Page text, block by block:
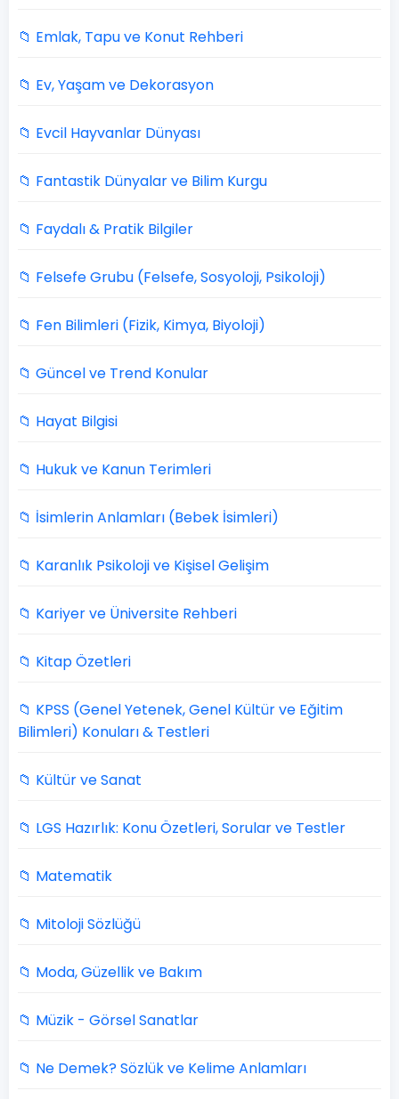
📁 Emlak, Tapu ve Konut Rehberi
📁 Ev, Yaşam ve Dekorasyon
📁 Evcil Hayvanlar Dünyası
📁 Fantastik Dünyalar ve Bilim Kurgu
📁 Faydalı & Pratik Bilgiler
📁 Felsefe Grubu (Felsefe, Sosyoloji, Psikoloji)
📁 Fen Bilimleri (Fizik, Kimya, Biyoloji)
📁 Güncel ve Trend Konular
📁 Hayat Bilgisi
📁 Hukuk ve Kanun Terimleri
📁 İsimlerin Anlamları (Bebek İsimleri)
📁 Karanlık Psikoloji ve Kişisel Gelişim
📁 Kariyer ve Üniversite Rehberi
📁 Kitap Özetleri
📁 KPSS (Genel Yetenek, Genel Kültür ve Eğitim
Bilimleri) Konuları & Testleri
📁 Kültür ve Sanat
📁 LGS Hazırlık: Konu Özetleri, Sorular ve Testler
📁 Matematik
📁 Mitoloji Sözlüğü
📁 Moda, Güzellik ve Bakım
📁 Müzik - Görsel Sanatlar
📁 Ne Demek? Sözlük ve Kelime Anlamları